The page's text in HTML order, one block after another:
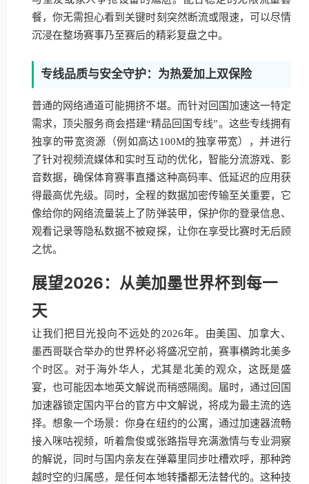
餐，你无需担心看到关键时刻突然断流或限速，可以尽情
沉浸在整场赛事乃至赛后的精彩复盘之中。
专线品质与安全守护：为热爱加上双保险
普通的网络通道可能拥挤不堪。而针对回国加速这一特定
需求，顶尖服务商会搭建“精品回国专线”。这些专线拥有
独享的带宽资源（例如高达100M的独享带宽），并进行
了针对视频流媒体和实时互动的优化，智能分流游戏、影
音数据，确保体育赛事直播这种高码率、低延迟的应用获
得最高优先级。同时，全程的数据加密传输至关重要，它
像给你的网络流量装上了防弹装甲，保护你的登录信息、
观看记录等隐私数据不被窥探，让你在享受比赛时无后顾
之忧。
展望2026：从美加墨世界杯到每一
天
让我们把目光投向不远处的2026年。由美国、加拿大、
墨西哥联合举办的世界杯必将盛况空前，赛事横跨北美多
个时区。对于海外华人，尤其是北美的观众，这既是盛
宴，也可能因本地英文解说而稍感隔阂。届时，通过回国
加速器锁定国内平台的官方中文解说，将成为最主流的选
择。想象一个场景：你身在纽约的公寓，通过加速器流畅
接入咪咕视频，听着詹俊或张路指导充满激情与专业洞察
的解说，同时与国内亲友在弹幕里同步吐槽欢呼，那种跨
越时空的归属感，是任何本地转播都无法替代的。这种技